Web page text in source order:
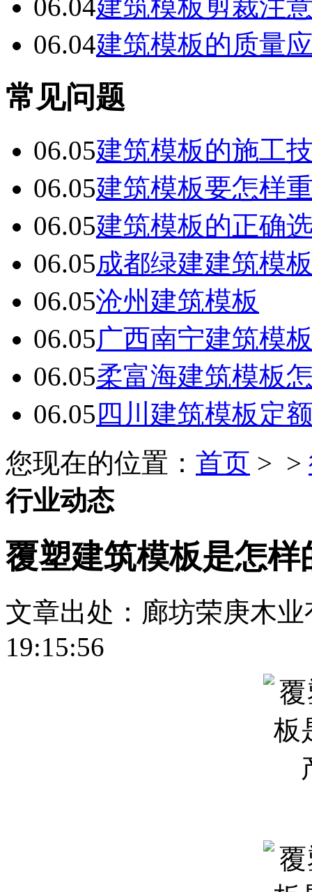
06.04建筑模板剪裁注
06.04建筑模板的质量
常见问题
06.05建筑模板的施工
06.05建筑模板要怎样
06.05建筑模板的正确
06.05成都绿建建筑模
06.05沧州建筑模板
06.05广西南宁建筑模
06.05柔富海建筑模板
06.05 四川建筑模板定
您现在的位置： 首页 > >
行业动态
覆塑建筑模板是怎样
文章出处：廊坊荣庚木
19:15:56